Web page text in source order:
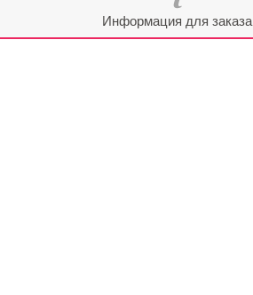
Информация для заказа